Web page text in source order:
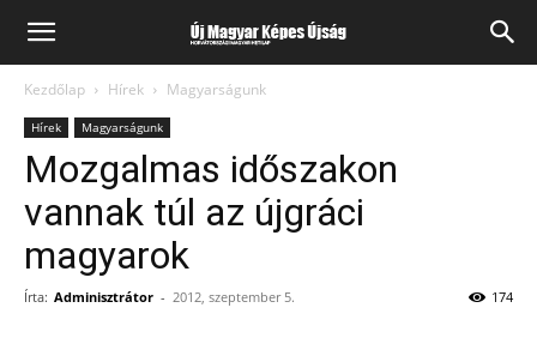
Kezdőlap Hírek Magyarságunk
Hírek Magyarságunk
Mozgalmas időszakon
vannak túl az újgráci
magyarok
Írta: Adminisztrátor - 2012, szeptember 5. 174